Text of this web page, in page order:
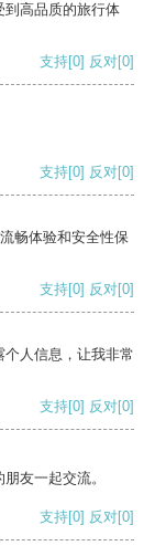
到高品质的旅行体
支持[0] 反对[0]
支持[0] 反对[0]
畅体验和安全性保
支持[0] 反对[0]
人信息，让我非常
支持[0] 反对[0]
友一起交流。
支持[0] 反对[0]